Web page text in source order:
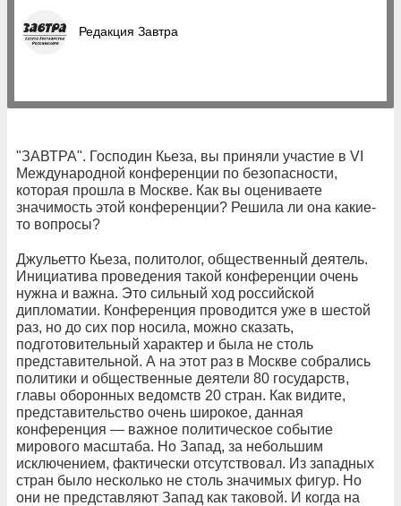
Редакция Завтра
"ЗАВТРА". Господин Кьеза, вы приняли участие в VI
Международной конференции по безопасности,
которая прошла в Москве. Как вы оцениваете
значимость этой конференции? Решила ли она какие-
то вопросы?
Джульетто Кьеза, политолог, общественный деятель.
Инициатива проведения такой конференции очень
нужна и важна. Это сильный ход российской
дипломатии. Конференция проводится уже в шестой
раз, но до сих пор носила, можно сказать,
подготовительный характер и была не столь
представительной. А на этот раз в Москве собрались
политики и общественные деятели 80 государств,
главы оборонных ведомств 20 стран. Как видите,
представительство очень широкое, данная
конференция — важное политическое событие
мирового масштаба. Но Запад, за небольшим
исключением, фактически отсутствовал. Из западных
стран было несколько не столь значимых фигур. Но
они не представляют Запад как таковой. И когда на